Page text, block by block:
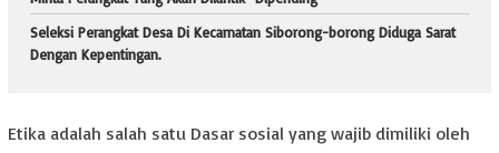
Seleksi Perangkat Desa Di Kecamatan Siborong-borong Diduga Sarat
Dengan Kepentingan.
Etika adalah salah satu Dasar sosial yang wajib dimiliki oleh